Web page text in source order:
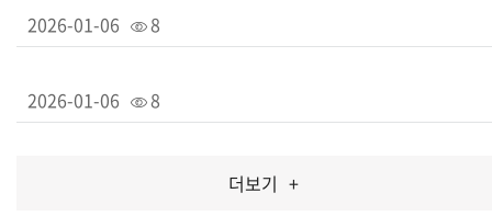
2026-01-06 8
2026-01-06 8
더보기 +